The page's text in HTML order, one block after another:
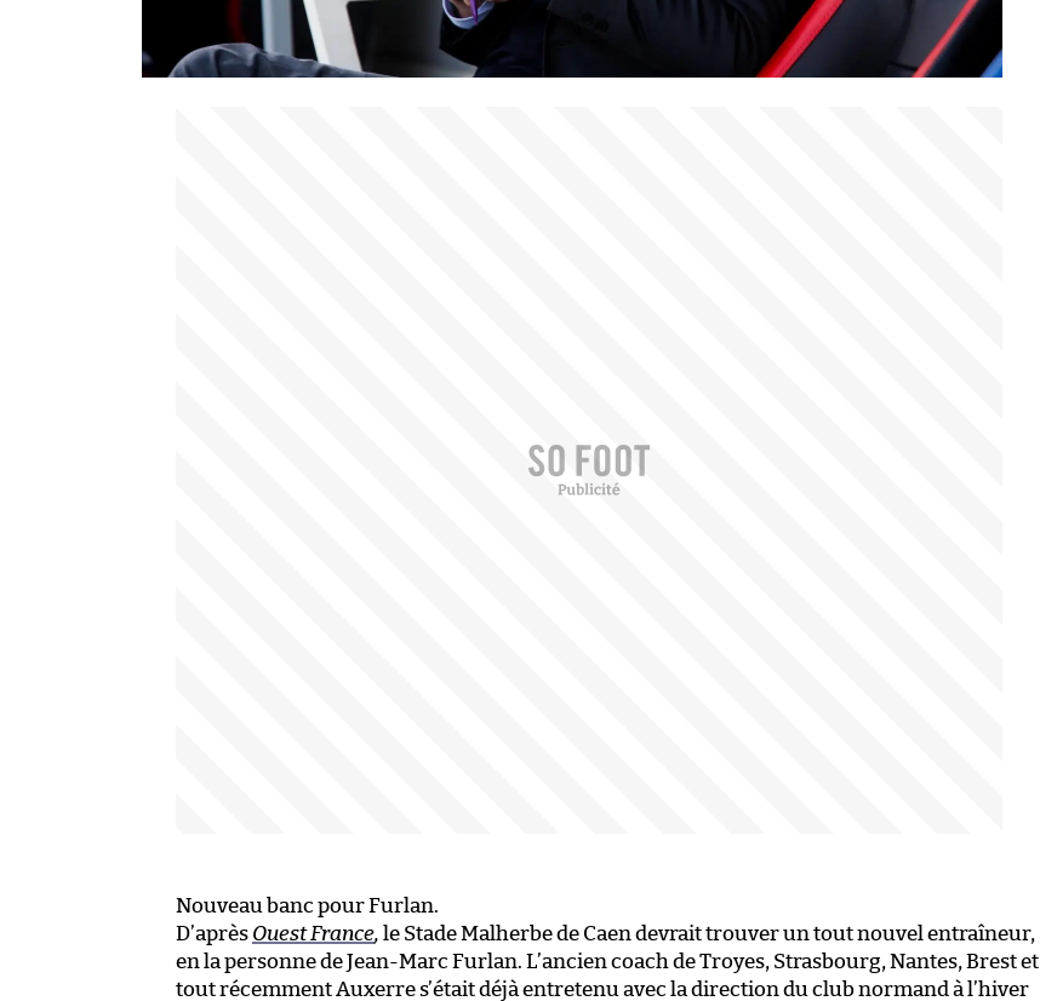
Nouveau banc pour Furlan.
D’après Ouest France, le Stade Malherbe de Caen devrait trouver un tout nouvel entraîneur,
en la personne de Jean-Marc Furlan. L’ancien coach de Troyes, Strasbourg, Nantes, Brest et
tout récemment Auxerre s’était déjà entretenu avec la direction du club normand à l’hiver